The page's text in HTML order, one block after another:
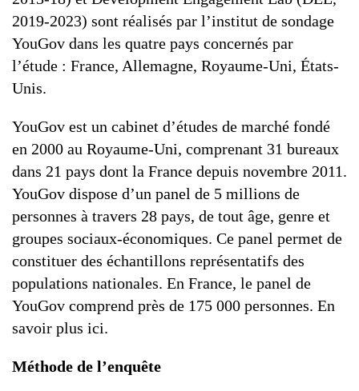
2019-2023) sont réalisés par l’institut de sondage
YouGov dans les quatre pays concernés par
l’étude : France, Allemagne, Royaume-Uni, États-
Unis.
YouGov est un cabinet d’études de marché fondé
en 2000 au Royaume-Uni, comprenant 31 bureaux
dans 21 pays dont la France depuis novembre 2011.
YouGov dispose d’un panel de 5 millions de
personnes à travers 28 pays, de tout âge, genre et
groupes sociaux-économiques. Ce panel permet de
constituer des échantillons représentatifs des
populations nationales. En France, le panel de
YouGov comprend près de 175 000 personnes. En
savoir plus ici.
Méthode de l’enquête